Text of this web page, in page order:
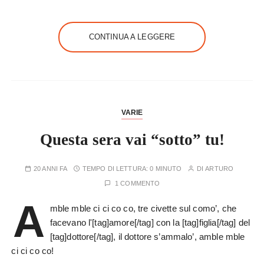
CONTINUA A LEGGERE
VARIE
Questa sera vai “sotto” tu!
20 ANNI FA TEMPO DI LETTURA:0 MINUTO DIARTURO
1 COMMENTO
A
mble mble ci ci co co, tre civette sul como’, che
facevano l'[tag]amore[/tag] con la [tag]figlia[/tag] del
[tag]dottore[/tag], il dottore s’ammalo’, amble mble
ci ci co co!